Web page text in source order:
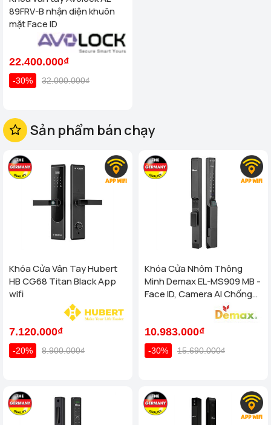
89FRV-B nhận diện khuôn
mặt Face ID
22.400.000₫
-30% 32.000.000₫
Sản phẩm bán chạy
Khóa Cửa Vân Tay Hubert
HB CG68 Titan Black App
wifi
7.120.000₫
-20% 8.900.000₫
Khóa Cửa Nhôm Thông
Minh Demax EL-MS909 MB -
Face ID, Camera AI Chống
Nước IP66 Cho Cửa Nhôm
10.983.000₫
-30% 15.690.000₫